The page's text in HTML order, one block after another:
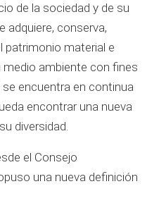
de la sociedad y de su
adquiere, conserva,
patrimonio material e
medio ambiente con fines
se encuentra en continua
encontrar una nueva
diversidad.
el Consejo
una nueva definición